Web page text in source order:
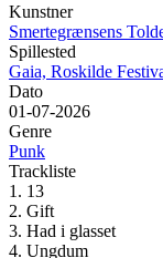
Kunstner
Smertegrænsens
Spillested
Gaia, Roskilde
Dato
01-07-2026
Genre
Punk
Trackliste
1. 13
2. Gift
3. Had i glasset
4. Ungdum